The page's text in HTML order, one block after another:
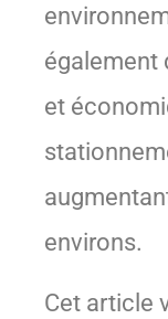
également
et
environs.
Cet article